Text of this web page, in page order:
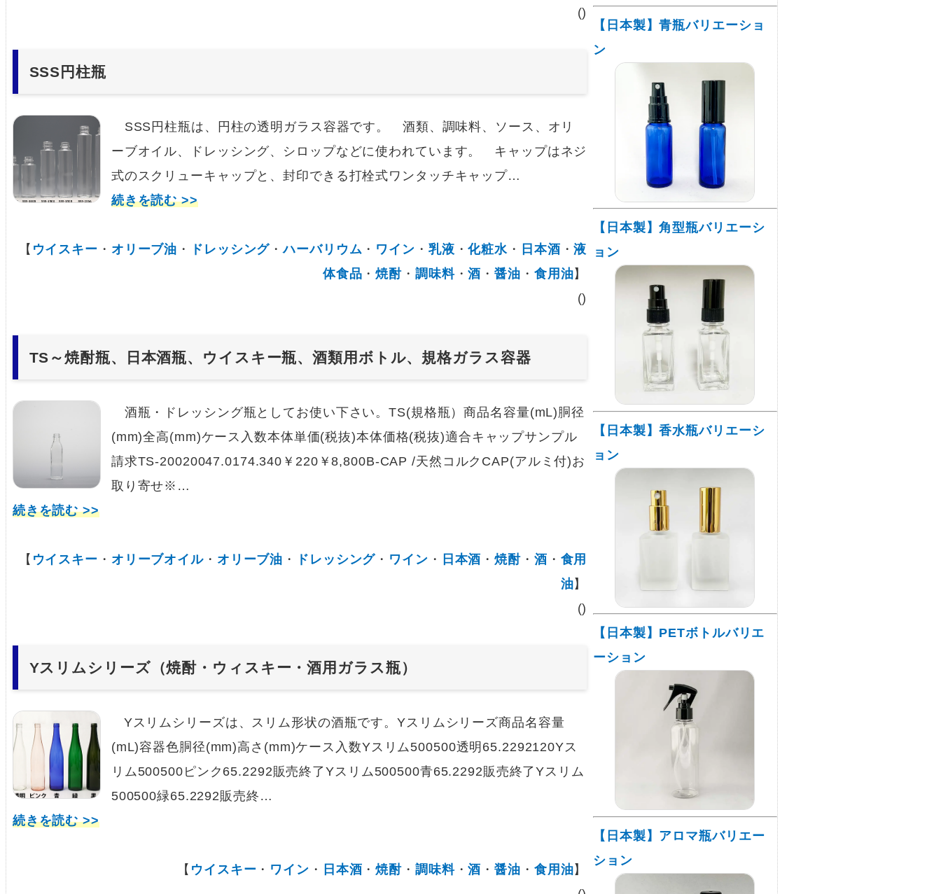
()
SSS円柱瓶
SSS円柱瓶は、円柱の透明ガラス容器です。 酒類、調味料、ソース、オリ
ーブオイル、ドレッシング、シロップなどに使われています。 キャップはネジ
式のスクリューキャップと、封印できる打栓式ワンタッチキャップ…
続きを読む >>
【 ウイスキー ・ オリーブ油 ・ ドレッシング ・ハーバリウム ・ ワイン ・ 乳液 ・化粧水 ・ 日本酒 ・液
体食品 ・焼酎 ・ 調味料・酒 ・醤油 ・ 食用油】
()
TS～焼酎瓶、日本酒瓶、ウイスキー瓶、酒類用ボトル、規格ガラス容器
酒瓶・ドレッシング瓶としてお使い下さい。TS(規格瓶）商品名容量(mL)胴径
(mm)全高(mm)ケース入数本体単価(税抜)本体価格(税抜)適合キャップサンプル
請求TS-20020047.0174.340￥220￥8,800B-CAP /天然コルクCAP(アルミ付)お
取り寄せ※…
続きを読む >>
【 ウイスキー ・ オリーブオイル・ オリーブ油 ・ ドレッシング ・ ワイン ・ 日本酒 ・焼酎・ 酒 ・ 食用
油】
()
Yスリムシリーズ（焼酎・ウィスキー・酒用ガラス瓶）
Yスリムシリーズは、スリム形状の酒瓶です。Yスリムシリーズ商品名容量
(mL)容器色胴径(mm)高さ(mm)ケース入数Yスリム500500透明65.2292120Yス
リム500500ピンク65.2292販売終了Yスリム500500青65.2292販売終了Yスリム
500500緑65.2292販売終…
続きを読む >>
【 ウイスキー ・ ワイン ・ 日本酒 ・焼酎 ・ 調味料・酒 ・醤油 ・ 食用油】
【日本製】青瓶バリエーショ
ン
【日本製】角型瓶バリエーシ
ョン
【日本製】香水瓶バリエーシ
ョン
【日本製】PETボトルバリエ
ーション
【日本製】アロマ瓶バリエー
ション